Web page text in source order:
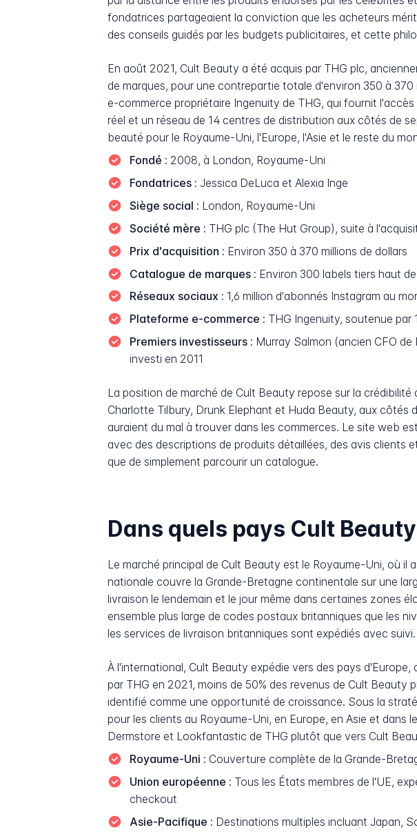
fondatrices partageaient la conviction que les acheteurs
des conseils guidés par les budgets publicitaires, et cette
En août 2021, Cult Beauty a été acquis par THG plc,
de marques, pour une contrepartie totale d'environ 350 à
e-commerce propriétaire Ingenuity de THG, qui fournit
réel et un réseau de 14 centres de distribution aux côtés de
beauté pour le Royaume-Uni, l'Europe, l'Asie et le reste du
Fondé : 2008, à London, Royaume-Uni
Fondatrices : Jessica DeLuca et Alexia Inge
Siège social : London, Royaume-Uni
Société mère : THG plc (The Hut Group), suite à
Prix d'acquisition : Environ 350 à 370 millions de dollars
Catalogue de marques : Environ 300 labels tiers haut
Réseaux sociaux : 1,6 million d'abonnés Instagram au
Plateforme e-commerce : THG Ingenuity, soutenue
Premiers investisseurs : Murray Salmon (ancien CFO
investi en 2011
La position de marché de Cult Beauty repose sur la
Charlotte Tilbury, Drunk Elephant et Huda Beauty, aux côtés
auraient du mal à trouver dans les commerces. Le site web
avec des descriptions de produits détaillées, des avis clients
que de simplement parcourir un catalogue.
Dans quels pays Cult
Le marché principal de Cult Beauty est le Royaume-Uni, où
nationale couvre la Grande-Bretagne continentale sur une
livraison le lendemain et le jour même dans certaines zones
ensemble plus large de codes postaux britanniques que les
les services de livraison britanniques sont expédiés avec suivi.
À l'international, Cult Beauty expédie vers des pays
par THG en 2021, moins de 50% des revenus de Cult
identifié comme une opportunité de croissance. Sous la
pour les clients au Royaume-Uni, en Europe, en Asie et dans
Dermstore et Lookfantastic de THG plutôt que vers Cult
Royaume-Uni : Couverture complète de la Grande-
Union européenne : Tous les États membres de l'UE,
checkout
Asie-Pacifique : Destinations multiples incluant Japan,